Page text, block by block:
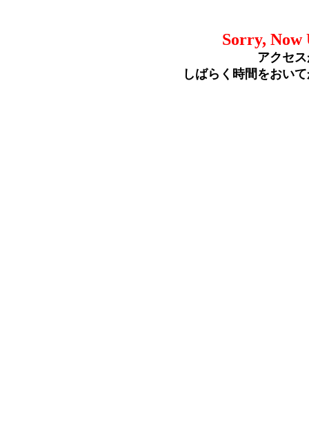
Sorry, Now
アクセ
しばらく時間をおい